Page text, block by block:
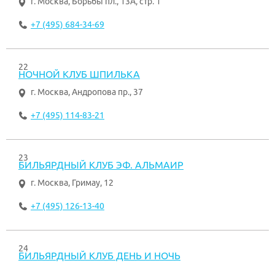
+7 (495) 684-34-69
22
НОЧНОЙ КЛУБ ШПИЛЬКА
г. Москва,Андропова пр., 37
+7 (495) 114-83-21
23
БИЛЬЯРДНЫЙ КЛУБ ЭФ. АЛЬМАИР
г. Москва, Гримау, 12
+7 (495) 126-13-40
24
БИЛЬЯРДНЫЙ КЛУБ ДЕНЬ И НОЧЬ